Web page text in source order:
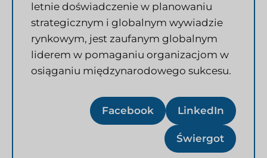
letnie doświadczenie w planowaniu
strategicznym i globalnym wywiadzie
rynkowym, jest zaufanym globalnym
liderem w pomaganiu organizacjom w
osiąganiu międzynarodowego sukcesu.
Facebook LinkedIn
Świergot